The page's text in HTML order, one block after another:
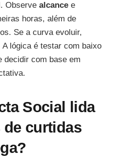
Observe alcancee
horas, além de
Se a curva evoluir,
lógica é testar com baixo
decidir com base em
Social lida
de curtidas